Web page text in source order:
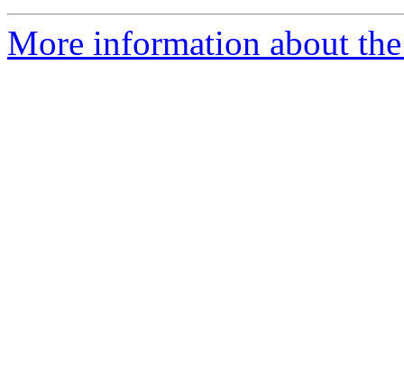
More information about